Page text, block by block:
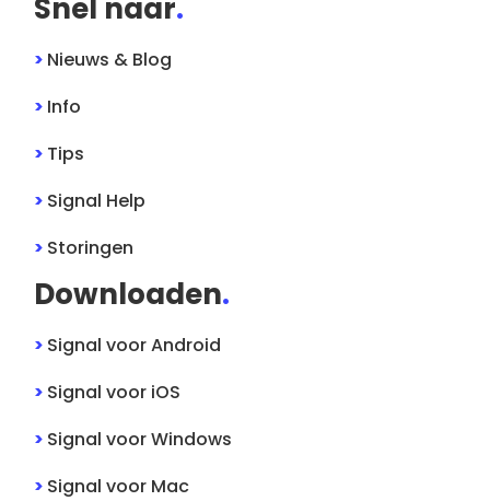
Snel naar.
> Nieuws & Blog
> Info
> Tips
> Signal Help
> Storingen
Downloaden.
> SignalvoorAndroid
> Signalvoor iOS
> SignalvoorWindows
> Signalvoor Mac